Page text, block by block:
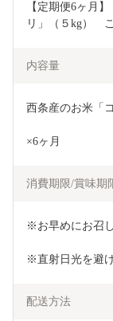
【定期便6ヶ月
リ」（５kg）　
内容量
西条産のお米「
×6ヶ
消費期限/賞味期
※お早めにお召
※直射日光を避
配送方法